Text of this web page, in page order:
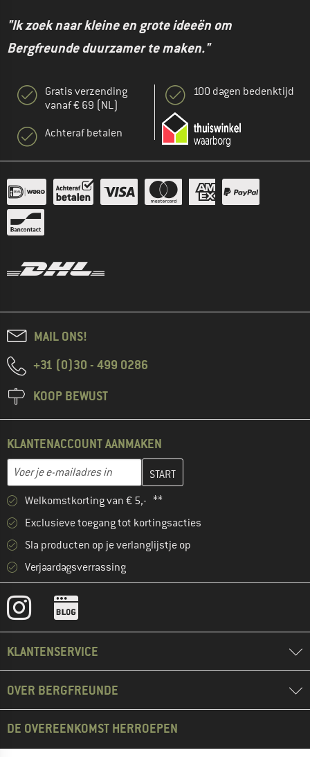
"Ik zoek naar kleine en grote ideeën om
Bergfreunde duurzamer te maken."
Gratis verzending
vanaf € 69 (NL)
Achteraf betalen
100 dagen bedenktijd
MAIL ONS!
+31 (0)30 - 499 0286
KOOP BEWUST
KLANTENACCOUNT AANMAKEN
E-mailadres
Vul je e-mailadres hier in en maak in de volgende stap je
Welkomstkorting van € 5,- **
Exclusieve toegang tot kortingsacties
Sla producten op je verlanglijstje op
Verjaardagsverrassing
KLANTENSERVICE
OVER BERGFREUNDE
DE OVEREENKOMST HERROEPEN